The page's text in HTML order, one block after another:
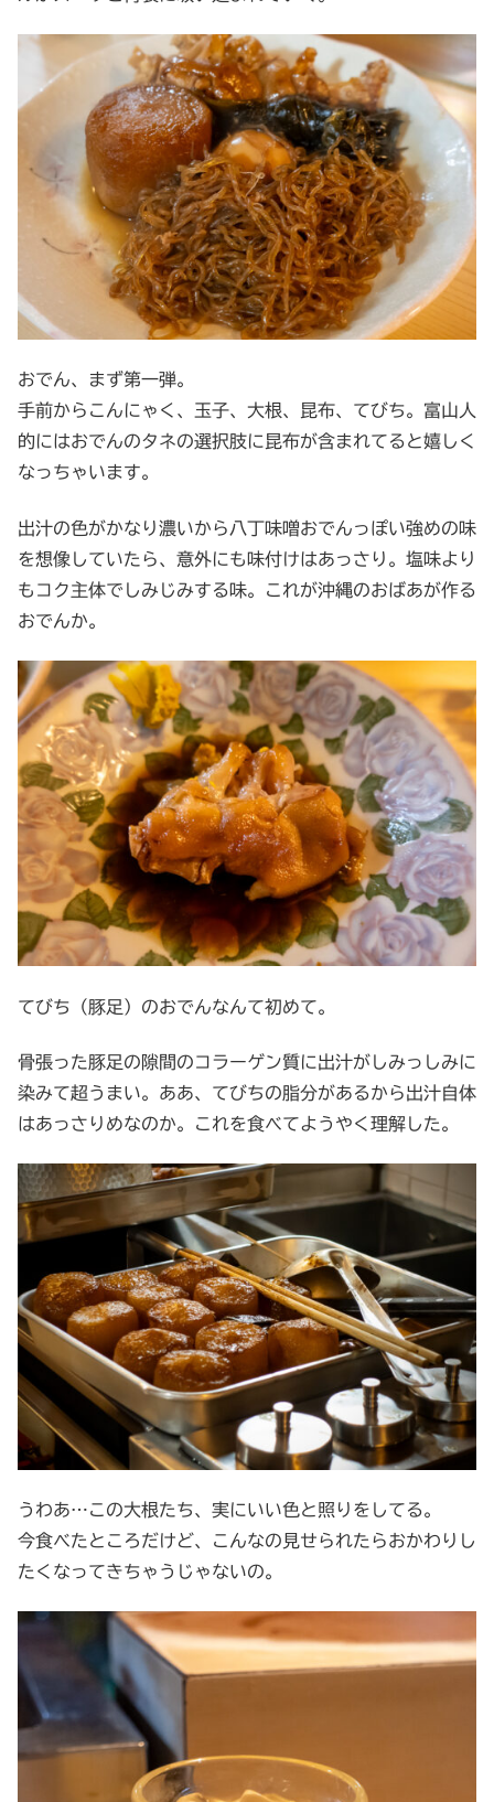
おでん、まず第一弾。
手前からこんにゃく、玉子、大根、昆布、てびち。富山人
的にはおでんのタネの選択肢に昆布が含まれてると嬉しく
なっちゃいます。
出汁の色がかなり濃いから八丁味噌おでんっぽい強めの味
を想像していたら、意外にも味付けはあっさり。塩味より
もコク主体でしみじみする味。これが沖縄のおばあが作る
おでんか。
てびち（豚足）のおでんなんて初めて。
骨張った豚足の隙間のコラーゲン質に出汁がしみっしみに
染みて超うまい。ああ、てびちの脂分があるから出汁自体
はあっさりめなのか。これを食べてようやく理解した。
うわあ…この大根たち、実にいい色と照りをしてる。
今食べたところだけど、こんなの見せられたらおかわりし
たくなってきちゃうじゃないの。